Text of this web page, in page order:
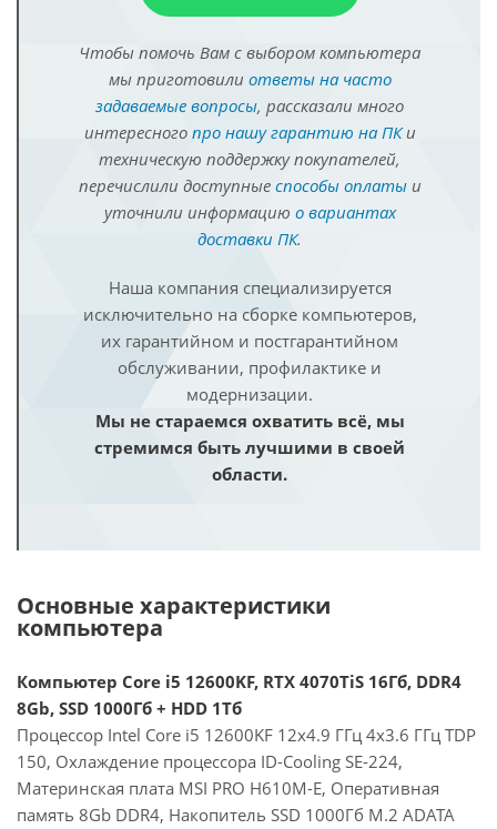
Чтобы помочь Вам с выбором компьютера
мы приготовили ответы на часто
задаваемые вопросы, рассказали много
интересного про нашу гарантию на ПКи
техническую поддержку покупателей,
перечислили доступные способы оплатыи
уточнили информацию о вариантах
доставки ПК.
Наша компания специализируется
исключительно на сборке компьютеров,
их гарантийном и постгарантийном
обслуживании, профилактике и
модернизации.
Мы не стараемся охватить всё, мы
стремимся быть лучшими в своей
области.
Основные характеристики
компьютера
Компьютер Core i5 12600KF, RTX 4070TiS 16Гб, DDR4
8Gb, SSD 1000Гб + HDD 1Тб
Процессор Intel Core i5 12600KF 12x4.9 ГГц 4x3.6 ГГц TDP
150, Охлаждение процессора ID-Cooling SE-224,
Материнская плата MSI PRO H610M-E, Оперативная
память 8Gb DDR4, Накопитель SSD 1000Гб M.2 ADATA